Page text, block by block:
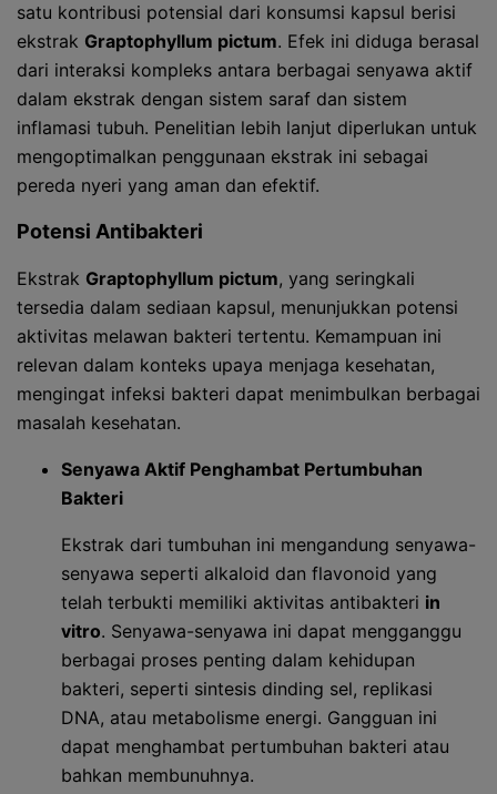
satu kontribusi potensial dari konsumsi kapsul berisi
ekstrak Graptophyllum pictum. Efek ini diduga berasal
dari interaksi kompleks antara berbagai senyawa aktif
dalam ekstrak dengan sistem saraf dan sistem
inflamasi tubuh. Penelitian lebih lanjut diperlukan untuk
mengoptimalkan penggunaan ekstrak ini sebagai
pereda nyeri yang aman dan efektif.
Potensi Antibakteri
Ekstrak Graptophyllum pictum, yang seringkali
tersedia dalam sediaan kapsul, menunjukkan potensi
aktivitas melawan bakteri tertentu. Kemampuan ini
relevan dalam konteks upaya menjaga kesehatan,
mengingat infeksi bakteri dapat menimbulkan berbagai
masalah kesehatan.
Senyawa Aktif Penghambat Pertumbuhan
Bakteri
Ekstrak dari tumbuhan ini mengandung senyawa-
senyawa seperti alkaloid dan flavonoid yang
telah terbukti memiliki aktivitas antibakteri in
vitro. Senyawa-senyawa ini dapat mengganggu
berbagai proses penting dalam kehidupan
bakteri, seperti sintesis dinding sel, replikasi
DNA, atau metabolisme energi. Gangguan ini
dapat menghambat pertumbuhan bakteri atau
bahkan membunuhnya.